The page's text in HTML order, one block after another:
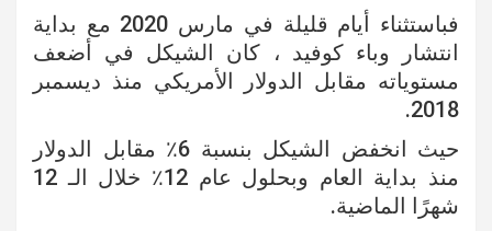
فباستثناء أيام قليلة في مارس 2020 مع بداية
انتشار وباء كوفيد ، كان الشيكل في أضعف
مستوياته مقابل الدولار الأمريكي منذ ديسمبر
2018.
حيث انخفض الشيكل بنسبة 6٪ مقابل الدولار
منذ بداية العام وبحلول عام 12٪ خلال الـ 12
شهرًا الماضية.